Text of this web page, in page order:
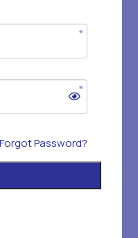
Forgot Password?